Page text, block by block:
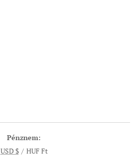
Pénznem
USD $
HUF Ft